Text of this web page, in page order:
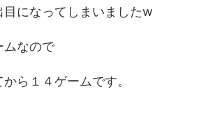
目になってしまいましたw
ムなので
ら１４ゲームです。